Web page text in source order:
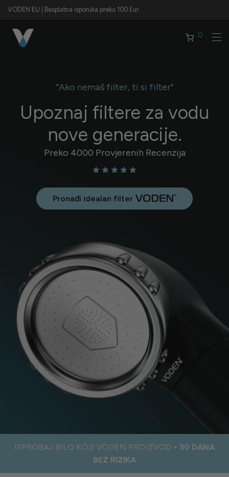
VODEN EU | Besplatna isporuka preko 100 Eur.
0
"Ako nemaš filter, ti si filter"
Upoznaj filtere za vodu
nove generacije.
Preko 4000 Provjerenih Recenzija
Pronađi idealan filter
ISPROBAJ BILO KOJI VODEN PROIZVOD • 30 DANA
BEZ RIZIKA